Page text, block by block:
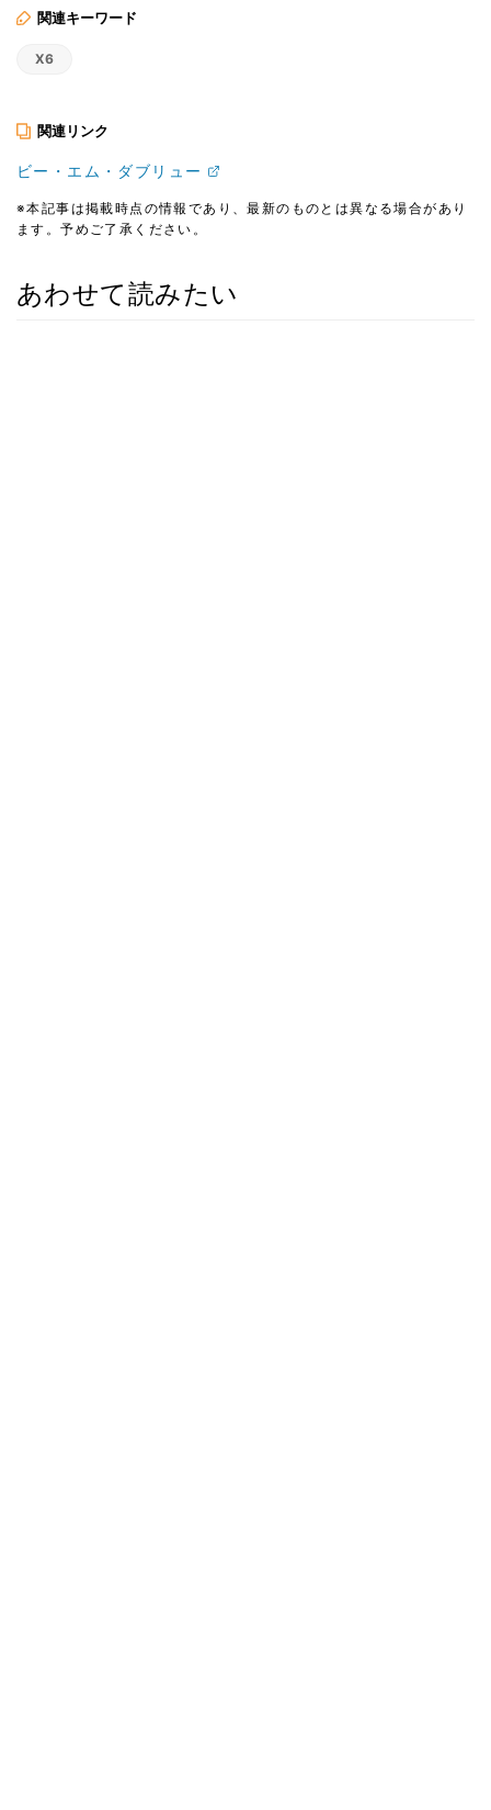
関連キーワード
X6
関連リンク
ビー・エム・ダブリュー
※本記事は掲載時点の情報であり、最新のものとは異なる場合があり
ます。予めご了承ください。
あわせて読みたい